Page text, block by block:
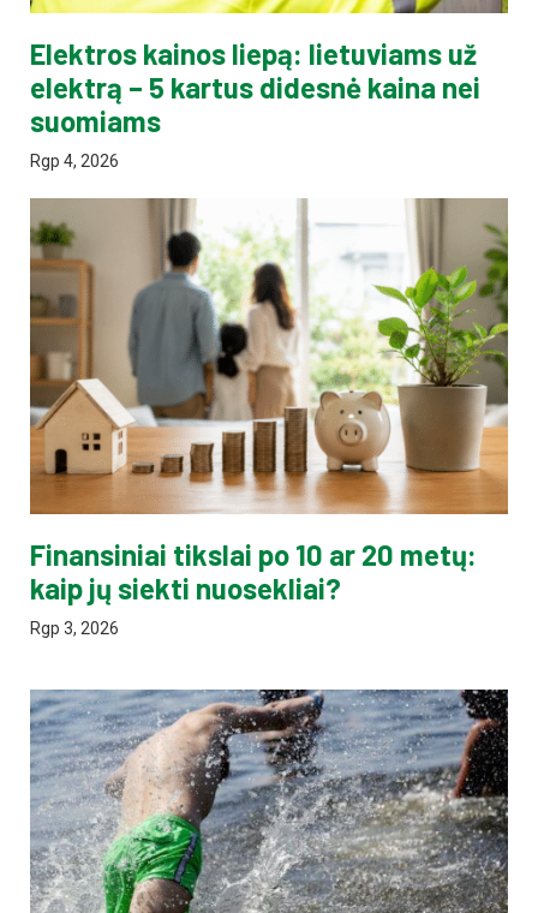
Elektros kainos liepą: lietuviams už
elektrą – 5 kartus didesnė kaina nei
suomiams
Rgp 4, 2026
Finansiniai tikslai po 10 ar 20 metų:
kaip jų siekti nuosekliai?
Rgp 3, 2026